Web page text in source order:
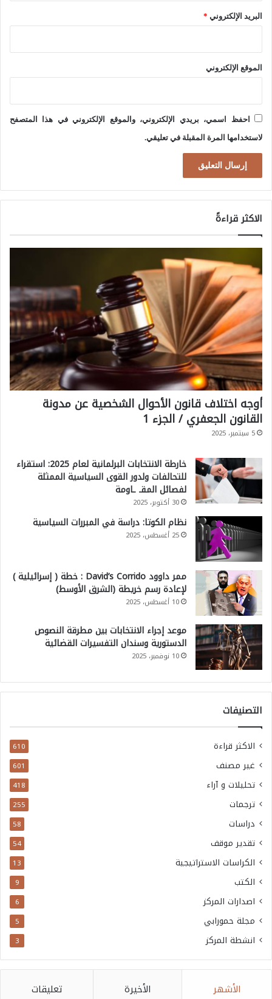
و
ن
ر
ف
ع
ي
ر
ز
ي
ة
ا
ل
ش
ك
ي
ل
ا
ل
س
ي
س
؟
البريد الإلكتروني *
الموقع الإلكتروني
احفظ اسمي، بريدي الإلكتروني، والموقع الإلكتروني في هذا المتصفح
لاستخدامها المرة المقبلة في تعليقي.
الاكثر قراءةً
أوجه اختلاف قانون الأحوال الشخصية عن مدونة
القانون الجعفري / الجزء 1
5 سبتمبر، 2025
خارطة الانتخابات البرلمانية لعام 2025: استقراء
للتحالفات ولدور القوى السياسية الممثلة
لفصائل المقـ ـاومة
30 أكتوبر، 2025
نظام الكوتا: دراسة في المبررات السياسية
25 أغسطس، 2025
ممر داوود David’s Corrido : خطة ( إسرائيلية )
لإعادة رسم خريطة (الشرق الأوسط)
10 أغسطس، 2025
موعد إجراء الانتخابات بين مطرقة النصوص
الدستورية وسندان التفسيرات القضائية
10 نوفمبر، 2025
التصنيفات
الاكثر قراءة 610
غير مصنف 601
تحليلات و آراء 418
ترجمات 255
دراسات 58
تقدير موقف 54
الكراسات الاستراتيجية 13
الكتب 9
اصدارات المركز 6
مجلة حمورابي 5
انشطة المركز 3
الأشهر الأخيرة تعليقات